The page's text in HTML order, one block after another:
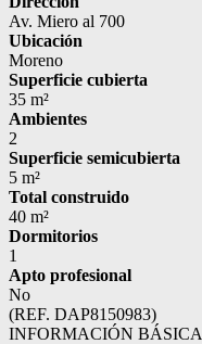
Av. Miero al 700
Ubicación
Moreno
Superficie cubierta
35 m²
Ambientes
2
Superficie semicubierta
5 m²
Total construido
40 m²
Dormitorios
1
Apto profesional
No
(REF. DAP8150983)
INFORMACIÓN BÁSICA